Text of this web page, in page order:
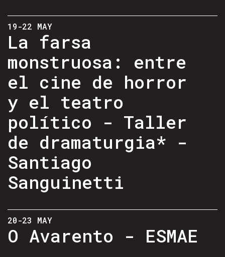
19-22 MAY
La farsa
monstruosa: entre
el cine de horror
y el teatro
político - Taller
de dramaturgia* -
Santiago
Sanguinetti
20-23 MAY
O Avarento - ESMAE